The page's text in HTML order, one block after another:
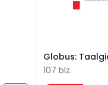
Globus:
107 blz.